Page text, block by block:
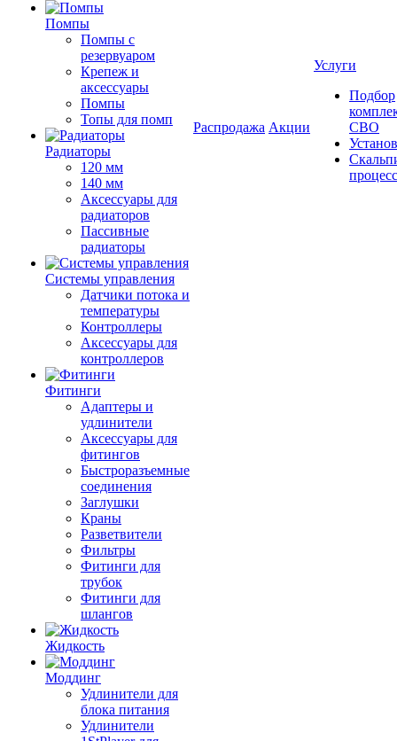
Помпы
Помпы с
резервуаром
Крепеж и
аксессуары
Помпы
Топы для помп
Радиаторы
120 мм
140 мм
Аксессуары для
радиаторов
Пассивные
радиаторы
Системы управления
Датчики потока и
температуры
Контроллеры
Аксессуары для
контроллеров
Фитинги
Адаптеры и
удлинители
Аксессуары для
фитингов
Быстроразъемные
соединения
Заглушки
Краны
Разветвители
Фильтры
Фитинги для
трубок
Фитинги для
шлангов
Жидкость
Моддинг
Удлинители для
блока питания
Удлинители
Распродажа Акции
Услуги
Подбор
СВО